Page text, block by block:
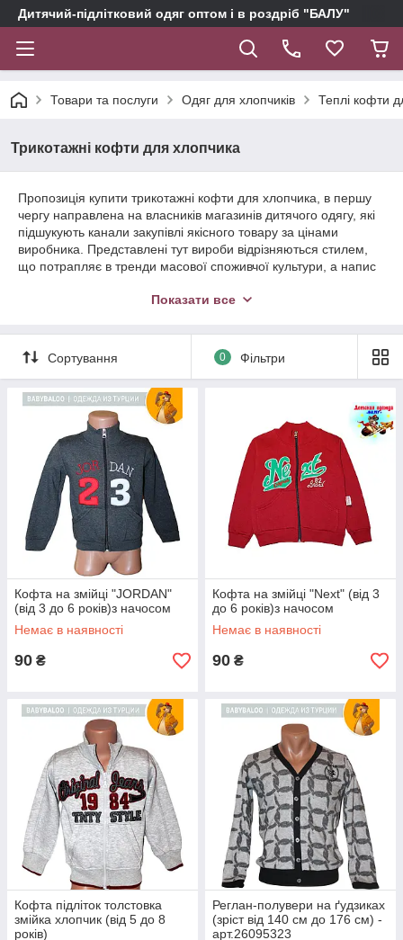
Дитячий-підлітковий одяг оптом і в роздріб "БАЛУ"
Товари та послуги Одяг для хлопчиків Теплі кофти
Трикотажні кофти для хлопчика
Пропозиція купити трикотажні кофти для хлопчика, в першу
чергу направлена на власників магазинів дитячого одягу, які
підшукують канали закупівлі якісного товару за цінами
виробника. Представлені тут вироби відрізняються стилем,
що потрапляє в тренди масової споживчої культури, а напис
Показати все
Сортування 0 Фільтри
Кофта на змійці "JORDAN"
(від 3 до 6 років)з начосом
Немає в наявності
90 ₴
Кофта на змійці "Next" (від 3
до 6 років)з начосом
Немає в наявності
90 ₴
Кофта підліток толстовка
змійка хлопчик (від 5 до 8
років)
Реглан-полувери на ґудзиках
(зріст від 140 см до 176 см) -
арт.26095323